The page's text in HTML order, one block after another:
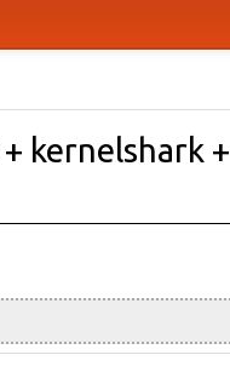
kernelshark +